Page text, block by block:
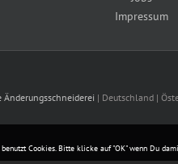
Impressum
| Deutschland |
Cookies. Bitte klicke auf "OK" wenn Du